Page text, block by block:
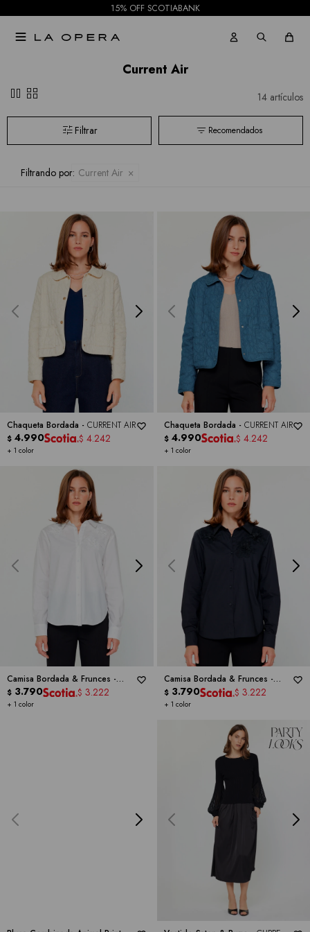
15% OFF SCOTIABANK

Current Air
pause grid_view 14 artículos
Recomendados
Filtrando por: Current Air
Chaqueta Bordada - CURRENT AIR
+ 1 color
$ 4.990 $ 4.242
Chaqueta Bordada - CURRENT AIR
+ 1 color
$ 4.990 $ 4.242
Camisa Bordada & Frunces -
CURRENT AIR
+ 1 color
$ 3.790 $ 3.222
Camisa Bordada & Frunces -
CURRENT AIR
+ 1 color
$ 3.790 $ 3.222